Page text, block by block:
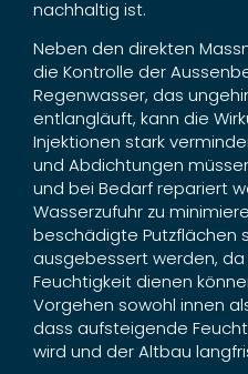
nachhaltig ist.
Neben den direkten
die Kontrolle der
Regenwasser, das
entlangläuft, kann die
Injektionen stark
und Abdichtungen
und bei Bedarf repariert
Wasserzufuhr zu
beschädigte Putzflächen
ausgebessert werden,
Feuchtigkeit dienen
Vorgehen sowohl innen
dass aufsteigende
wird und der Altbau